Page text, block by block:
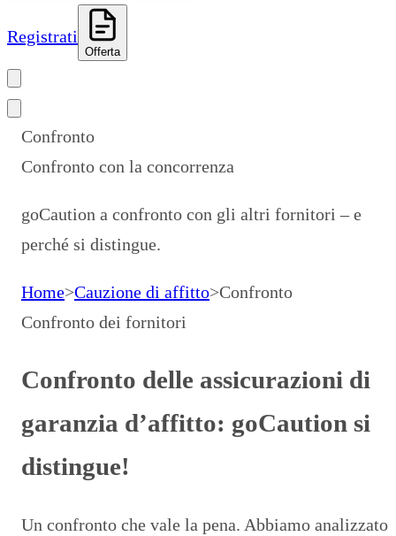
Registrati
Offerta
Confronto
Confronto con la concorrenza
goCaution a confronto con gli altri fornitori – e
perché si distingue.
Home>Cauzione di affitto>Confronto
Confronto dei fornitori
Confronto delle assicurazioni di
garanzia d’affitto: goCaution si
distingue!
Un confronto che vale la pena. Abbiamo analizzato